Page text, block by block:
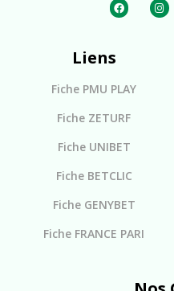
Liens
Fiche PMU PLAY
Fiche ZETURF
Fiche UNIBET
Fiche BETCLIC
Fiche GENYBET
Fiche FRANCE PARI